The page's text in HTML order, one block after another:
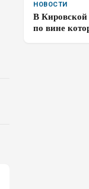
НОВОСТИ
В Кировской
по вине